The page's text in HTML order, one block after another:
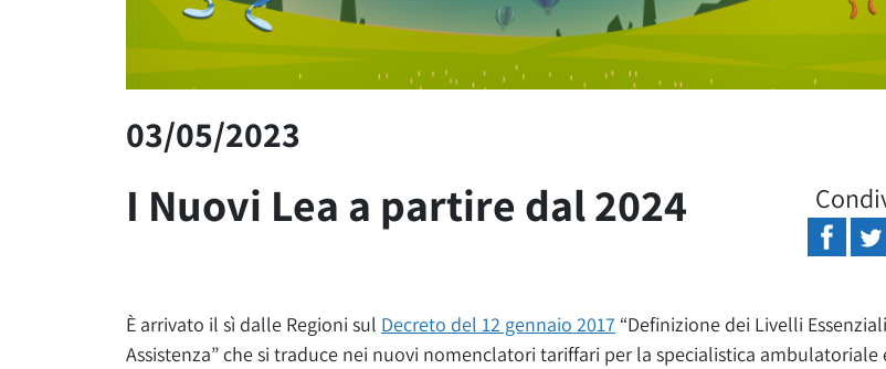
03/05/2023
I Nuovi Lea a partire dal 2024
È arrivato il sì dalle Regioni sul Decreto del 12 gennaio 2017 “Definizione dei Livelli
Assistenza” che si traduce nei nuovi nomenclatori tariffari per la specialistica ambulatoriale